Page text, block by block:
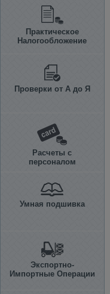
Практическое
Налогообложение
Проверки от А до Я
Расчеты с
персоналом
Умная подшивка
Экспортно-
Импортные Операции